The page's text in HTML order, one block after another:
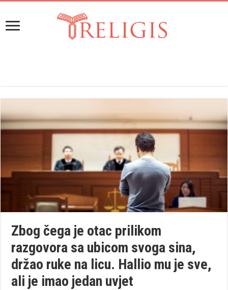
Zbog čega je otac prilikom
razgovora sa ubicom svoga sina,
držao ruke na licu. Hallio mu je sve,
ali je imao jedan uvjet